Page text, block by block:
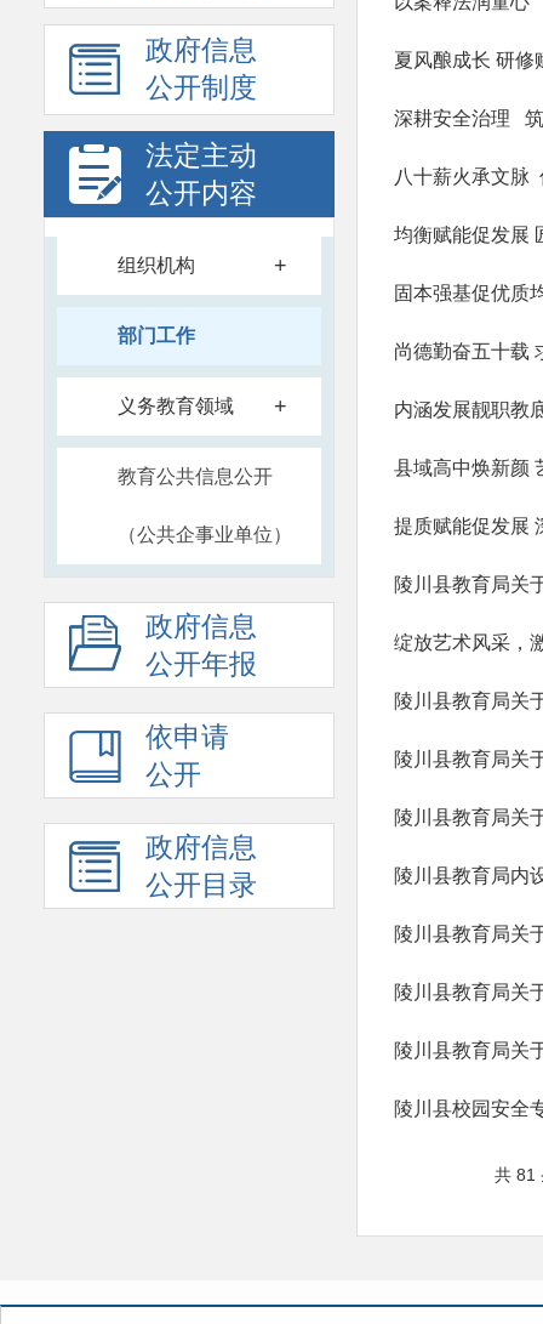
政府信息
公开制度
法定主动
公开内容
组织机构 +
部门工作
义务教育领域 +
教育公共信息公开
（公共企事业单位）
政府信息
公开年报
依申请
公开
政府信息
公开目录
均衡赋能促发展
尚德勤奋五十载
县域高中焕新颜
提质赋能促发展
陵川县教育局关
绽放艺术风采，
陵川县教育局关
陵川县教育局关
陵川县教育局内
陵川县教育局关
陵川县教育局关
共 81